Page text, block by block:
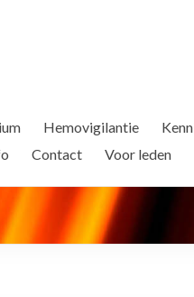
Hemovigilantie
Contact Voor leden